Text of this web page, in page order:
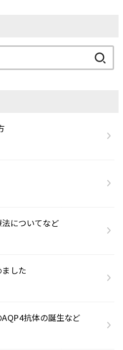
索:
についてなど
ました
抗体の誕生など